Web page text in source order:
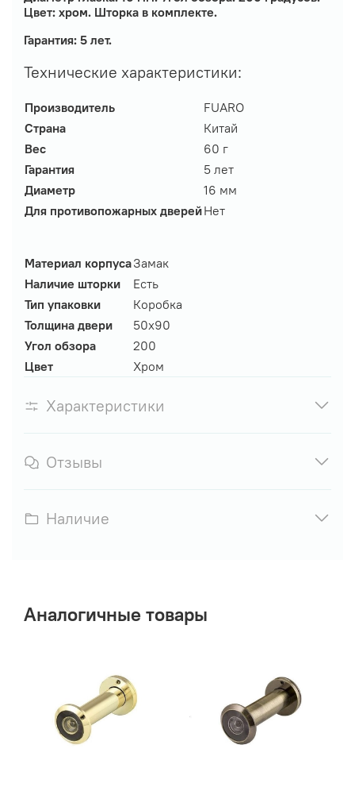
Цвет: хром. Шторка в комплекте.
Гарантия: 5 лет.
Технические характеристики:
Производитель
FUARO
Страна
Китай
Вес
60 г
Гарантия
5 лет
Диаметр
16 мм
Для противопожарных дверейНет
Материал корпусаЗамак
Наличие шторки
Есть
Тип упаковки
Коробка
Толщина двери
50х90
Угол обзора
200
Цвет
Хром
Характеристики
Отзывы
Наличие
Аналогичные товары